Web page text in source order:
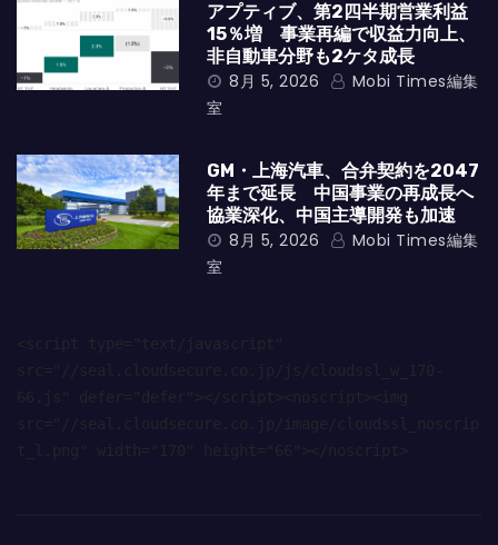
アプティブ、第2四半期営業利益
15％増 事業再編で収益力向上、
非自動車分野も2ケタ成長
8月 5, 2026
Mobi Times編集
室
GM・上海汽車、合弁契約を2047
年まで延長 中国事業の再成長へ
協業深化、中国主導開発も加速
8月 5, 2026
Mobi Times編集
室